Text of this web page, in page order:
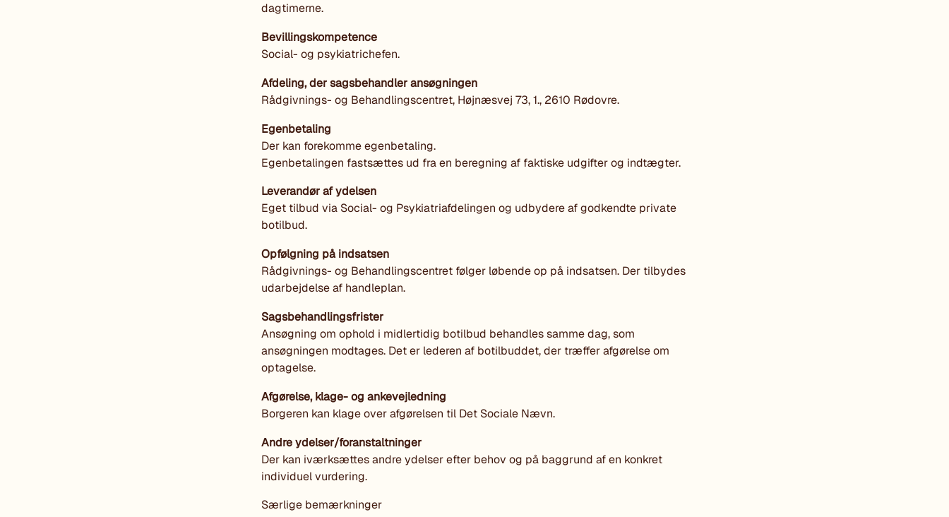
dagtimerne.
Bevillingskompetence
Social- og psykiatrichefen.
Afdeling, der sagsbehandler ansøgningen
Rådgivnings- og Behandlingscentret, Højnæsvej 73, 1., 2610 Rødovre.
Egenbetaling
Der kan forekomme egenbetaling.
Egenbetalingen fastsættes ud fra en beregning af faktiske udgifter og indtægter.
Leverandør af ydelsen
Eget tilbud via Social- og Psykiatriafdelingen og udbydere af godkendte private
botilbud.
Opfølgning på indsatsen
Rådgivnings- og Behandlingscentret følger løbende op på indsatsen. Der tilbydes
udarbejdelse af handleplan.
Sagsbehandlingsfrister
Ansøgning om ophold i midlertidig botilbud behandles samme dag, som
ansøgningen modtages. Det er lederen af botilbuddet, der træffer afgørelse om
optagelse.
Afgørelse, klage- og ankevejledning
Borgeren kan klage over afgørelsen til Det Sociale Nævn.
Andre ydelser/foranstaltninger
Der kan iværksættes andre ydelser efter behov og på baggrund af en konkret
individuel vurdering.
Særlige bemærkninger